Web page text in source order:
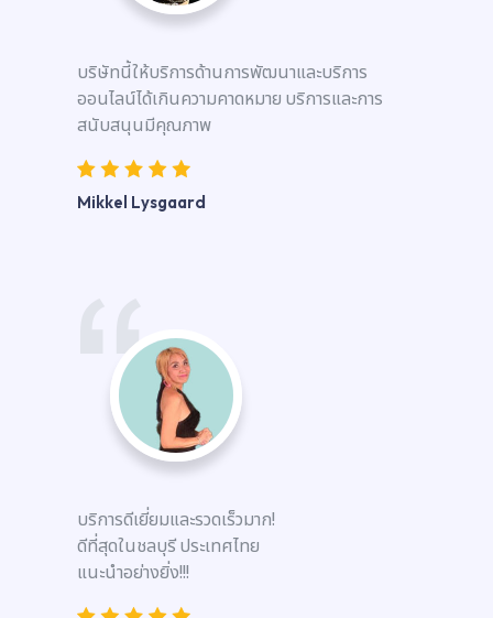
บริษัทนี้ให้บริการด้านการพัฒนาและบริการ
ออนไลน์ได้เกินความคาดหมาย บริการและการ
สนับสนุนมีคุณภาพ
Mikkel Lysgaard
บริการดีเยี่ยมและรวดเร็วมาก!
ดีที่สุดในชลบุรี ประเทศไทย
แนะนำอย่างยิ่ง!!!